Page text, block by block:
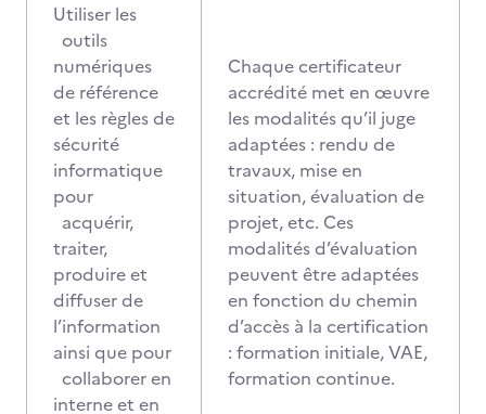
Utiliser les
outils
numériques
de référence
et les règles de
sécurité
informatique
pour
acquérir,
traiter,
produire et
diffuser de
l’information
ainsi que pour
collaborer en
interne et en
Chaque certificateur
accrédité met en œuvre
les modalités qu’il juge
adaptées : rendu de
travaux, mise en
situation, évaluation de
projet, etc. Ces
modalités d’évaluation
peuvent être adaptées
en fonction du chemin
d’accès à la certification
: formation initiale, VAE,
formation continue.